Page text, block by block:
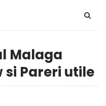
Malaga
si Pareri utile